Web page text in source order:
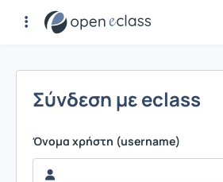
Σύνδεση
Σύνδεση με eclass
Όνομα χρήστη (username)